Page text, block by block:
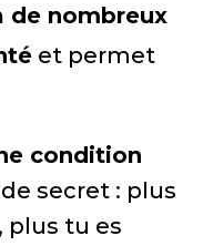
de nombreux
et permet
condition
secret : plus
plus tu es